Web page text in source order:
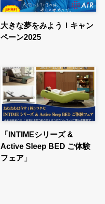
大きな夢をみよう！キャン
ペーン2025
「INTIMEシリーズ &
Active Sleep BED ご体験
フェア」